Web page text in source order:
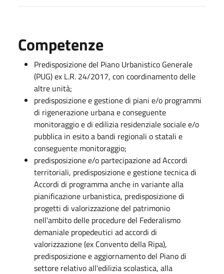
Competenze
Predisposizione del Piano Urbanistico Generale
(PUG) ex L.R. 24/2017, con coordinamento delle
altre unità;
predisposizione e gestione di piani e/o programmi
di rigenerazione urbana e conseguente
monitoraggio e di edilizia residenziale sociale e/o
pubblica in esito a bandi regionali o statali e
conseguente monitoraggio;
predisposizione e/o partecipazione ad Accordi
territoriali, predisposizione e gestione tecnica di
Accordi di programma anche in variante alla
pianificazione urbanistica, predisposizione di
progetti di valorizzazione del patrimonio
nell'ambito delle procedure del Federalismo
demaniale propedeutici ad accordi di
valorizzazione (ex Convento della Ripa),
predisposizione e aggiornamento del Piano di
settore relativo all'edilizia scolastica, alla